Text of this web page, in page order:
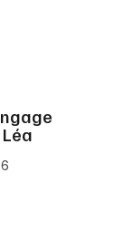
de lieu